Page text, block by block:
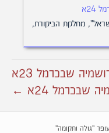
מחלקת הביקורת,
שבכרמל 23א
24א ←